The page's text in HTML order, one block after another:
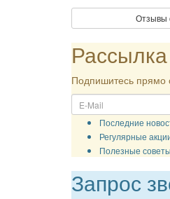
78%
и почему они доверяют
Рассылка
Подпишитесь прямо
Последние
Регулярные